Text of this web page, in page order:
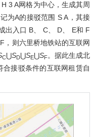
H 3 A网格为中心，生成其周
为A的接驳范围 S A ，其接
出入口 B C、 D E和 F
F ，则六里桥地铁站的互联网
C⋃SD⋃SE⋃SF。据此生成北
接驳条件的互联网租赁自